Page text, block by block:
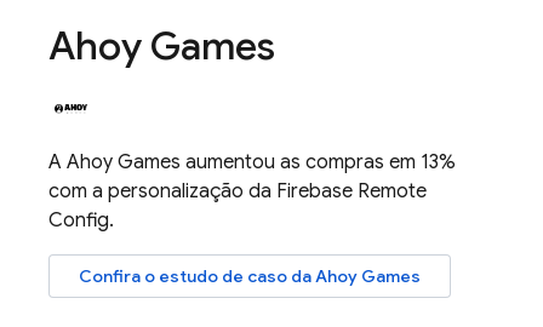
Ahoy Games
A Ahoy Games aumentou as compras em 13%
com a personalização da Firebase Remote
Config.
Confira o estudo de caso da Ahoy Games